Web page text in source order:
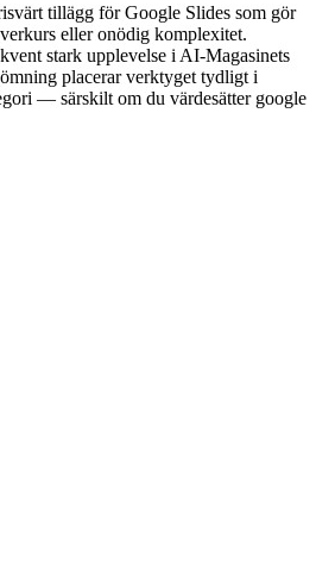
tillägg för Google Slides som gör
eller onödig komplexitet.
stark upplevelse i AI-Magasinets
placerar verktyget tydligt i
— särskilt om du värdesätter google